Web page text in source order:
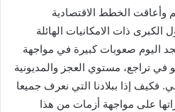
الخطط الاقتصادية
الكبرى ذات الامكانيات الهائلة
تجد اليوم صعوبات كبيرة في مواجهة
في تراجع، مستوي العجز والمديونية
فكيف إذا ببلادنا التي نعرف جميعا
على مواجهة أزمات من هذا